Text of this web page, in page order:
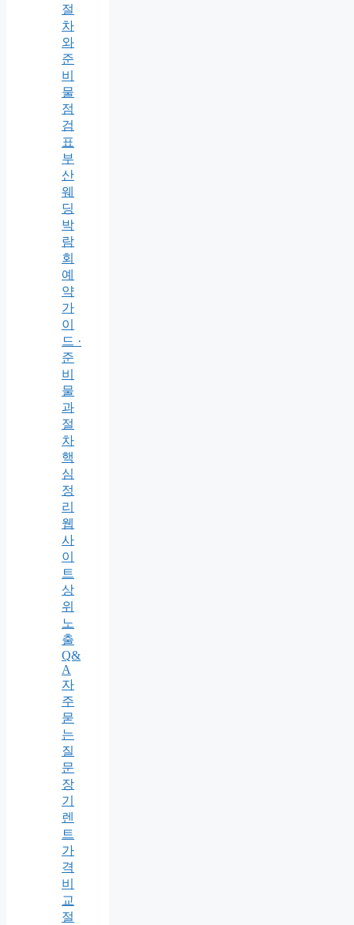
절
차
와
준
비
물
점
검
표
부
산
웨
딩
박
람
회
예
약
가
이
드 ·
준
비
물
과
절
차
핵
심
정
리
웹
사
이
트
상
위
노
출
Q&
A
자
주
묻
는
질
문
장
기
렌
트
가
격
비
교
절